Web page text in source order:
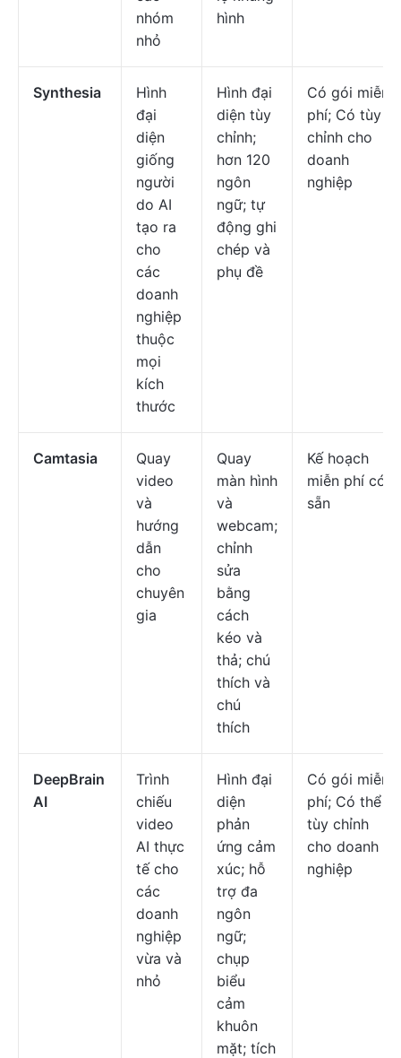
nhóm
nhỏ
hình
Synthesia
Hình
đại
diện
giống
người
do AI
tạo ra
cho
các
doanh
nghiệp
thuộc
mọi
kích
thước
Hình đại
diện tùy
chỉnh;
hơn 120
ngôn
ngữ; tự
động ghi
chép và
phụ đề
Có gói miễn
phí; Có tùy
chỉnh cho
doanh
nghiệp
Camtasia
Quay
video
và
hướng
dẫn
cho
chuyên
gia
Quay
màn hình
và
webcam;
chỉnh
sửa
bằng
cách
kéo và
thả; chú
thích và
chú
thích
Kế hoạch
miễn phí có
sẵn
DeepBrain
AI
Trình
chiếu
video
AI thực
tế cho
các
doanh
nghiệp
vừa và
nhỏ
Hình đại
diện
phản
ứng cảm
xúc; hỗ
trợ đa
ngôn
ngữ;
chụp
biểu
cảm
khuôn
mặt; tích
Có gói miễn
phí; Có thể
tùy chỉnh
cho doanh
nghiệp